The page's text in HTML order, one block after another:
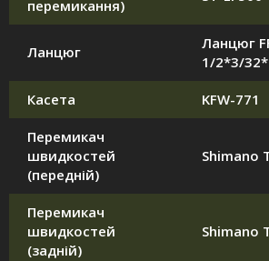
перемикання)
Ланцюг
Ланцюг
1/2*3/
Касета KFW-771
Перемикач
швидкостей
(передній)
Shimano
Перемикач
швидкостей
(задній)
Shimano